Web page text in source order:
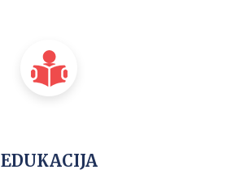
EDUKACIJA